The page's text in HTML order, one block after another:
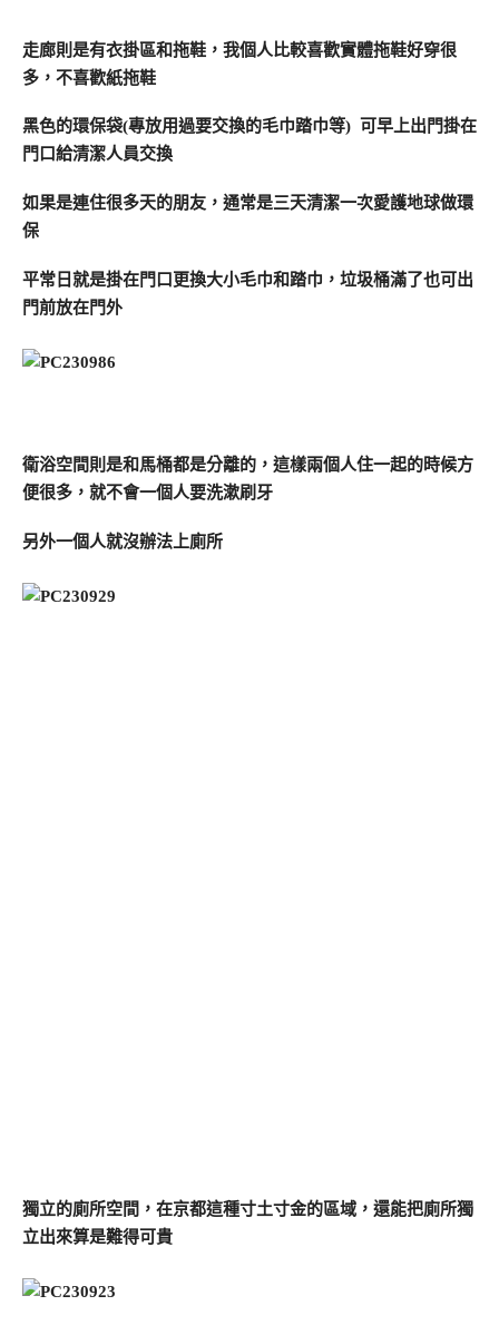
走廊則是有衣掛區和拖鞋，我個人比較喜歡實體拖鞋好穿很
多，不喜歡紙拖鞋
黑色的環保袋(專放用過要交換的毛巾踏巾等) 可早上出門掛在
門口給清潔人員交換
如果是連住很多天的朋友，通常是三天清潔一次愛護地球做環
保
平常日就是掛在門口更換大小毛巾和踏巾，垃圾桶滿了也可出
門前放在門外
衛浴空間則是和馬桶都是分離的，這樣兩個人住一起的時候方
便很多，就不會一個人要洗漱刷牙
另外一個人就沒辦法上廁所
獨立的廁所空間，在京都這種寸土寸金的區域，還能把廁所獨
立出來算是難得可貴